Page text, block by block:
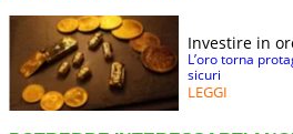
Investire in
L’oro torna
sicuri
LEGGI